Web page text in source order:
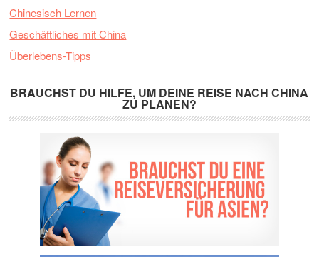
Chinesisch Lernen
Geschäftliches mit China
Überlebens-Tipps
BRAUCHST DU HILFE, UM DEINE REISE NACH CHINA
ZU PLANEN?